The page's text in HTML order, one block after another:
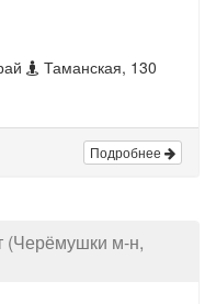
Таманская, 130
Подробнее
(Черёмушки м-н,